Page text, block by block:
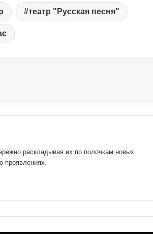
театр "Русская песня"
раскладывая их по полочкам новых
проявлениях.